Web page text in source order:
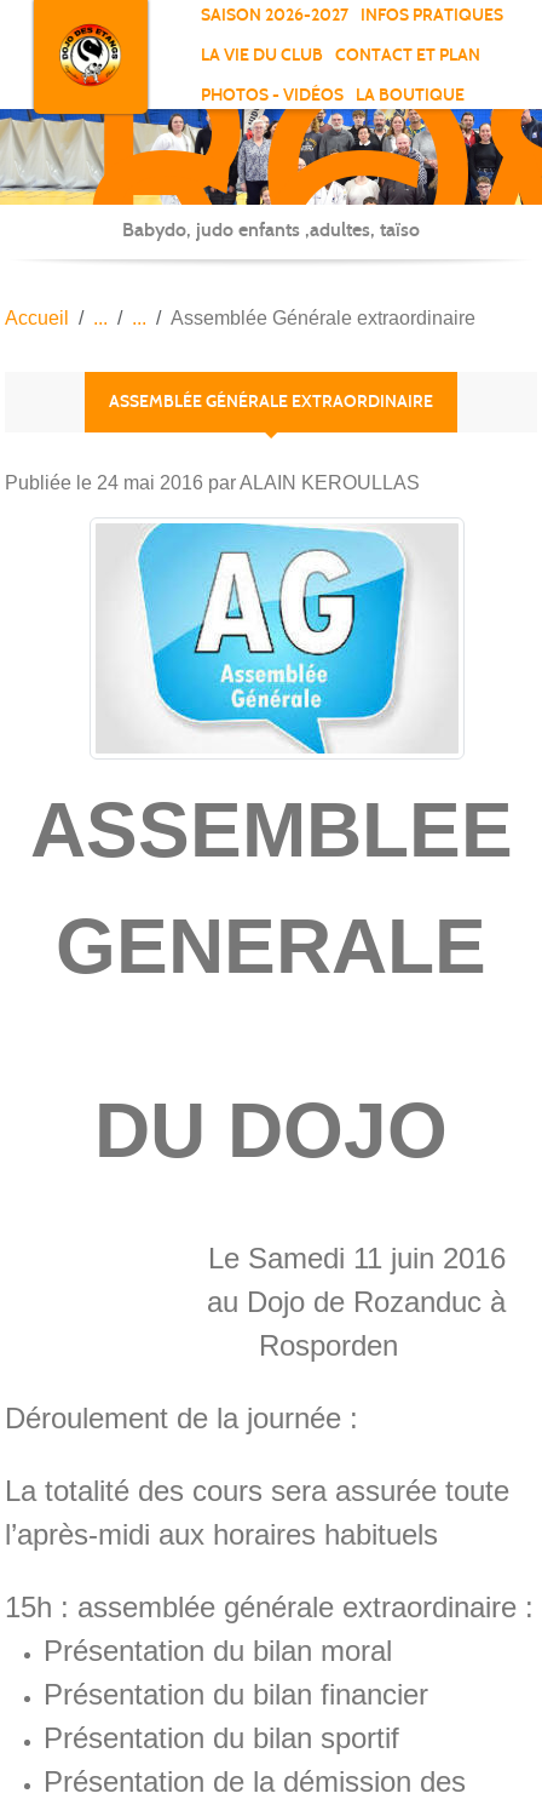
SAISON 2026-2027
INFOS PRATIQUES
LA VIE DU CLUB
CONTACT ET PLAN
PHOTOS - VIDÉOS
LA BOUTIQUE
-
-
Babydo, judo enfants ,adultes, taïso
Accueil Assemblée Générale extraordinaire
ASSEMBLÉE GÉNÉRALE EXTRAORDINAIRE
Publiée le 24 mai 2016 par ALAIN KEROULLAS
ASSEMBLEE
GENERALE
DU DOJO
Le Samedi 11 juin 2016
au Dojo de Rozanduc à
Rosporden
Déroulement de la journée :
La totalité des cours sera assurée toute
l’après-midi aux horaires habituels
15h : assemblée générale extraordinaire :
Présentation du bilan moral
Présentation du bilan financier
Présentation du bilan sportif
Présentation de la démission des
Panneau de gestion des cookies